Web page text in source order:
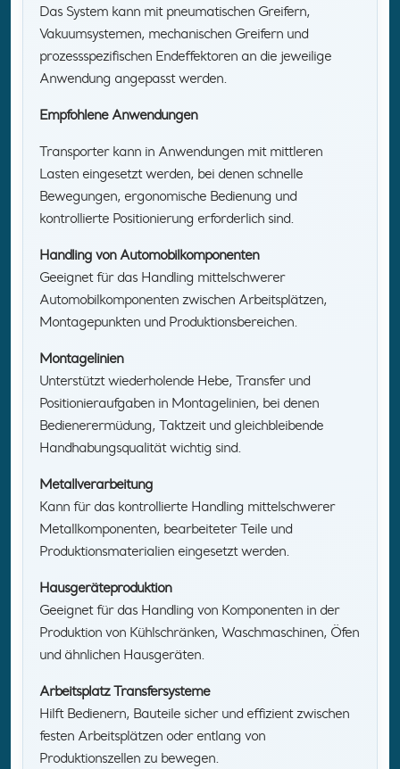
Das System kann mit pneumatischen Greifern,
Vakuumsystemen, mechanischen Greifern und
prozessspezifischen Endeffektoren an die jeweilige
Anwendung angepasst werden.
Empfohlene Anwendungen
Transporter kann in Anwendungen mit mittleren
Lasten eingesetzt werden, bei denen schnelle
Bewegungen, ergonomische Bedienung und
kontrollierte Positionierung erforderlich sind.
Handling von Automobilkomponenten
Geeignet für das Handling mittelschwerer
Automobilkomponenten zwischen Arbeitsplätzen,
Montagepunkten und Produktionsbereichen.
Montagelinien
Unterstützt wiederholende Hebe, Transfer und
Positionieraufgaben in Montagelinien, bei denen
Bedienerermüdung, Taktzeit und gleichbleibende
Handhabungsqualität wichtig sind.
Metallverarbeitung
Kann für das kontrollierte Handling mittelschwerer
Metallkomponenten, bearbeiteter Teile und
Produktionsmaterialien eingesetzt werden.
Hausgeräteproduktion
Geeignet für das Handling von Komponenten in der
Produktion von Kühlschränken, Waschmaschinen, Öfen
und ähnlichen Hausgeräten.
Arbeitsplatz Transfersysteme
Hilft Bedienern, Bauteile sicher und effizient zwischen
festen Arbeitsplätzen oder entlang von
Produktionszellen zu bewegen.